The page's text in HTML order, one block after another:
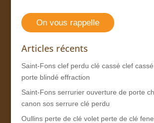
On vous rappelle
Articles récents
Saint-Fons clef perdu clé cassé clef
porte blindé effraction
Saint-Fons serrurier ouverture de porte
canon sos serrure clé perdu
Oullins perte de clé volet perte de clé